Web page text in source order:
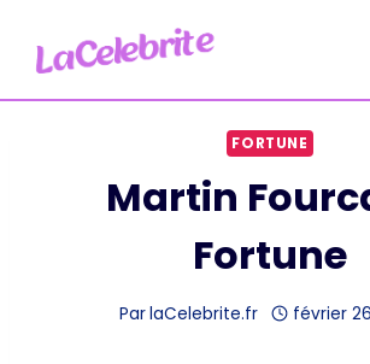
contenu
FORTUNE
Martin
Fortune
ParlaCelebrite.fr février